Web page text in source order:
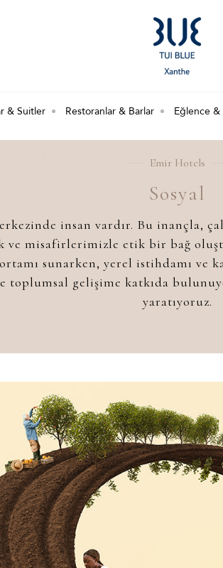
& Suitler Restoranlar & Barlar Eğlence
Emir Hotels
Sosyal
insan vardır. Bu inançla,
misafirlerimizle etik bir bağ
sunarken, yerel istihdamı ve
toplumsal gelişime katkıda
yaratıyoruz.